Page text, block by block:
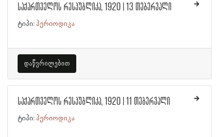
საქართველოს რესპუბლიკა, 1920 | 13 თებერვალი
ტიპი: პერიოდიკა
დაწვრილებით
საქართველოს რესპუბლიკა, 1920 | 11 თებერვალი
ტიპი: პერიოდიკა